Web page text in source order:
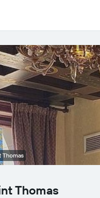
Thomas
Thomas